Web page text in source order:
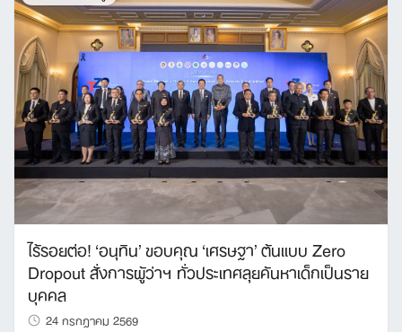
ไร้รอยต่อ! ‘อนุทิน’ ขอบคุณ ‘เศรษฐา’ ต้นแบบ Zero
Dropout สั่งการผู้ว่าฯ ทั่วประเทศลุยค้นหาเด็กเป็นราย
บุคคล
24 กรกฎาคม 2569